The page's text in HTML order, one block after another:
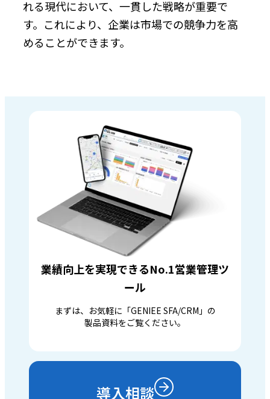
れる現代において、一貫した戦略が重要で
す。これにより、企業は市場での競争力を高
めることができます。
業績向上を実現できるNo.1営業管理ツ
ール
まずは、お気軽に「GENIEE SFA/CRM」の
製品資料をご覧ください。
導入相談